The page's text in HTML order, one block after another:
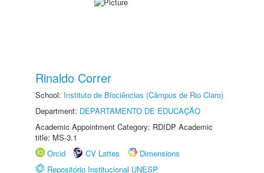
Rinaldo Correr
School: Instituto de Biociências (Câmpus de Rio Claro)
Department: DEPARTAMENTO DE EDUCAÇÃO
Academic Appointment Category: RDIDP Academic
title: MS-3.1
Orcid
CV Lattes
Dimensions
Repositório Institucional UNESP